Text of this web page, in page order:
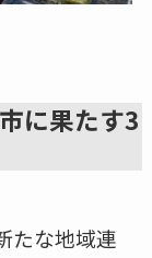
に果たす3
たな地域連